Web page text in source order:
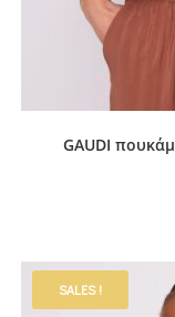
GAUDI
SALES !